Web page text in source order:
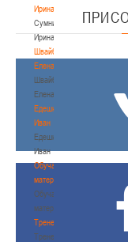
Ирина
Сумникова
Ирина
Швайбович
Елена
Швайбович
Елена
Едешко
Иван
Едешко
Иван
Обучающие
материалы
Обучающие
материалы
Тренерам
Тренерам